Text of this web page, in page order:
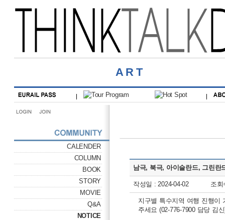
ART
CALENDER
COLUMN
BOOK
STORY
MOVIE
Q&A
NOTICE
남극, 북극, 아이슬란드, 그린란
작성일 : 2024-04-02 조회
지구별 특수지역 여행 진행이
주세요 (02-776-7900 담당 김